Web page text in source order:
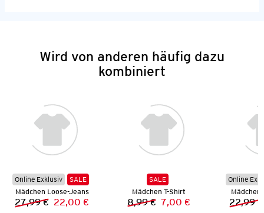
Wird von anderen häufig dazu
kombiniert
Online Exklusiv
SALE
Mädchen Loose-Jeans
Vorheriger Preis:
27,99 € Neuer Preis:
22,00 €
SALE
Mädchen T-Shirt
Vorheriger Preis:
8,99 € Neuer Preis:
7,00 €
Online
22,99 €